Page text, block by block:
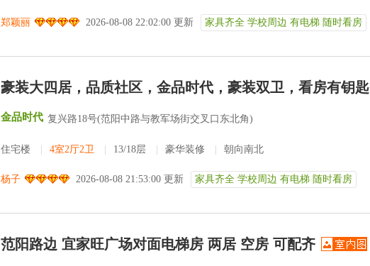
郑颖丽 2026-08-08 22:02:00 更新 家具齐全 学校周边 有电梯 随时看房
豪装大四居，品质社区，金品时代，豪装双卫，看房有钥匙
金品时代 复兴路18号(范阳中路与教军场街交叉口东北角)
住宅楼 4室2厅2卫 13/18层 豪华装修 朝向南北
杨子 2026-08-08 21:53:00 更新 家具齐全 学校周边 有电梯 随时看房
范阳路边 宜家旺广场对面电梯房 两居 空房 可配齐